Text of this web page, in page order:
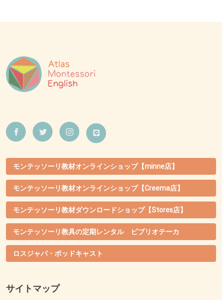
モンテッソーリ教材オンラインショップ【minne店】
モンテッソーリ教材オンラインショップ【Creema店】
モンテッソーリ教材ダウンロードショップ【Stores店】
モンテッソーリ教具の定期レンタル ビブリオテーカ
ロスジャパ・ポッドキャスト
サイトマップ